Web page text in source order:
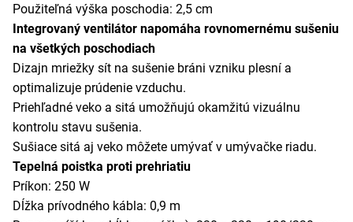
Použiteľná výška poschodia: 2,5 cm
Integrovaný ventilátor napomáha rovnomernému sušeniu
na všetkých poschodiach
Dizajn mriežky sít na sušenie bráni vzniku plesní a
optimalizuje prúdenie vzduchu.
Priehľadné veko a sitá umožňujú okamžitú vizuálnu
kontrolu stavu sušenia.
Sušiace sitá aj veko môžete umývať v umývačke riadu.
Tepelná poistka proti prehriatiu
Príkon: 250 W
Dĺžka prívodného kábla: 0,9 m